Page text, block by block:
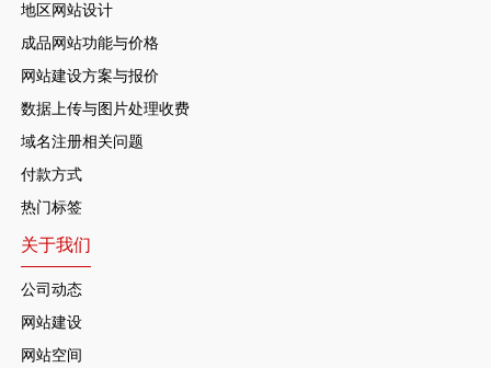
地区网站设计
成品网站功能与价格
网站建设方案与报价
数据上传与图片处理收费
域名注册相关问题
付款方式
热门标签
关于我们
公司动态
网站建设
网站空间